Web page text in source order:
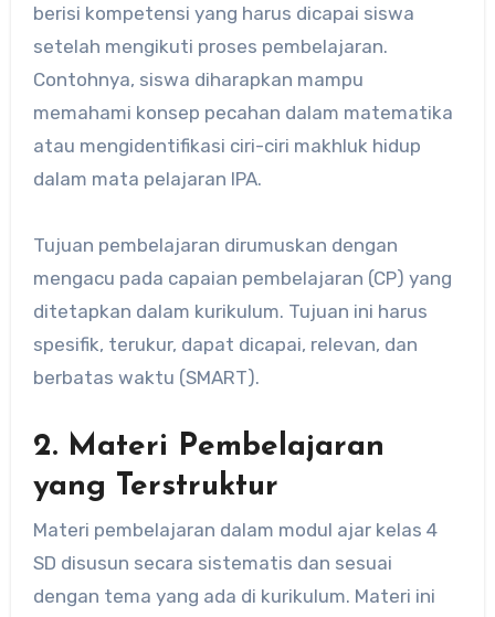
berisi kompetensi yang harus dicapai siswa
setelah mengikuti proses pembelajaran.
Contohnya, siswa diharapkan mampu
memahami konsep pecahan dalam matematika
atau mengidentifikasi ciri-ciri makhluk hidup
dalam mata pelajaran IPA.
Tujuan pembelajaran dirumuskan dengan
mengacu pada capaian pembelajaran (CP) yang
ditetapkan dalam kurikulum. Tujuan ini harus
spesifik, terukur, dapat dicapai, relevan, dan
berbatas waktu (SMART).
2. Materi Pembelajaran
yang Terstruktur
Materi pembelajaran dalam modul ajar kelas 4
SD disusun secara sistematis dan sesuai
dengan tema yang ada di kurikulum. Materi ini